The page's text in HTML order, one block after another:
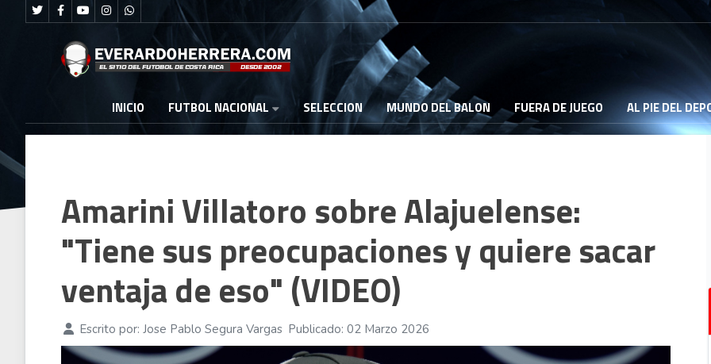
INICIO FUTBOL NACIONAL SELECCION MUNDO DEL BALON FUERA DE JUEGO AL PIE DEL
Amarini Villatoro sobre Alajuelense:
"Tiene sus preocupaciones y quiere sacar
ventaja de eso" (VIDEO)
Escrito por: Jose Pablo Segura Vargas Publicado: 02 Marzo 2026